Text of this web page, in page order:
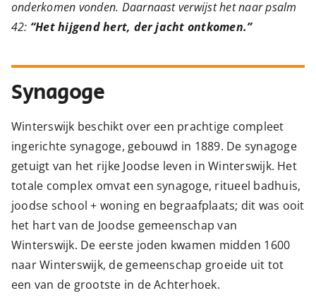
onderkomen vonden. Daarnaast verwijst het naar psalm
42: “Het hijgend hert, der jacht ontkomen.”
Synagoge
Winterswijk beschikt over een prachtige compleet
ingerichte synagoge, gebouwd in 1889. De synagoge
getuigt van het rijke Joodse leven in Winterswijk. Het
totale complex omvat een synagoge, ritueel badhuis,
joodse school + woning en begraafplaats; dit was ooit
het hart van de Joodse gemeenschap van
Winterswijk. De eerste joden kwamen midden 1600
naar Winterswijk, de gemeenschap groeide uit tot
een van de grootste in de Achterhoek.